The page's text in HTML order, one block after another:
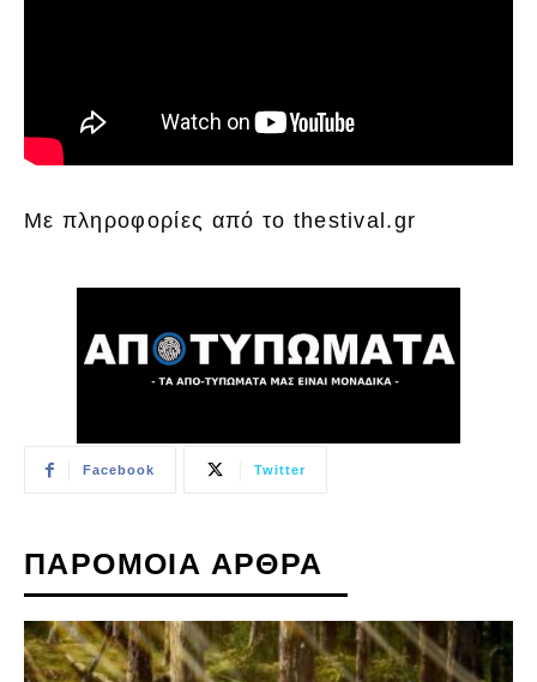
Με πληροφορίες από το thestival.gr
Facebook Twitter
ΠΑΡΟΜΟΙΑ ΑΡΘΡΑ